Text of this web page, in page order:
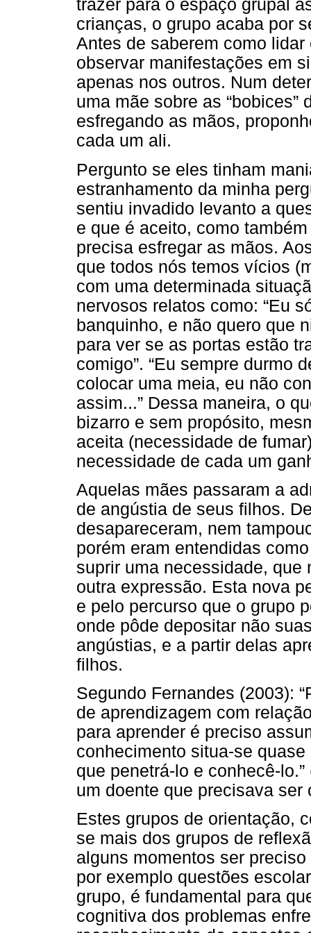
trazer para o espaço grupal
crianças, o grupo acaba por
Antes de saberem como
observar manifestações em
apenas nos outros. Num
uma mãe sobre as
esfregando as mãos,
cada um ali.
Pergunto se eles tinham
estranhamento da minha
sentiu invadido levanto a
e que é aceito, como
precisa esfregar as mãos.
que todos nós temos vícios
com uma determinada
nervosos relatos como: “Eu
banquinho, e não quero que
para ver se as portas estão
comigo”. “Eu sempre durmo
colocar uma meia, eu não
assim...” Dessa maneira, o
bizarro e sem propósito,
aceita (necessidade de
necessidade de cada um
Aquelas mães passaram a
de angústia de seus filhos.
desapareceram, nem
porém eram entendidas
suprir uma necessidade, que
outra expressão. Esta nova
e pelo percurso que o grupo
onde pôde depositar não
angústias, e a partir delas
filhos.
Segundo Fernandes (2003):
de aprendizagem com
para aprender é preciso
conhecimento situa-se
que penetrá-lo e conhecê-
um doente que precisava
Estes grupos de orientação,
se mais dos grupos de
alguns momentos ser
por exemplo questões
grupo, é fundamental para
cognitiva dos problemas